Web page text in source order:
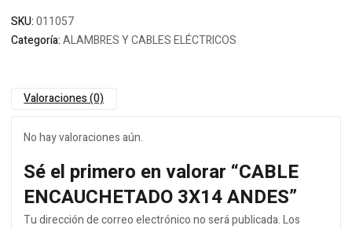
SKU:011057
Categoría:ALAMBRES Y CABLES ELÉCTRICOS
Valoraciones (0)
No hay valoraciones aún.
Sé el primero en valorar “CABLE
ENCAUCHETADO 3X14 ANDES”
Tu dirección de correo electrónico no será publicada.Los